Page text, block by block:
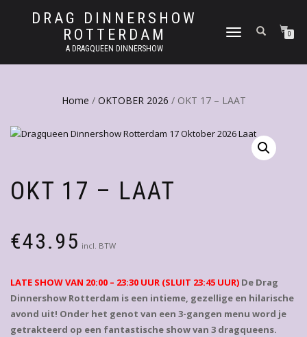
DRAG DINNERSHOW
ROTTERDAM
A DRAGQUEEN DINNERSHOW
SCHAKEL
0
Home / OKTOBER 2026 / OKT 17 – LAAT
OKT 17 – LAAT
€43.95 incl. BTW
LATE SHOW VAN 20:00 – 23:30 UUR (SLUIT 23:45 UUR) De Drag
Dinnershow Rotterdam is een intieme, gezellige en hilarische
avond uit! Onder het genot van een 3-gangen menu word je
getrakteerd op een fantastische show van 3 dragqueens.